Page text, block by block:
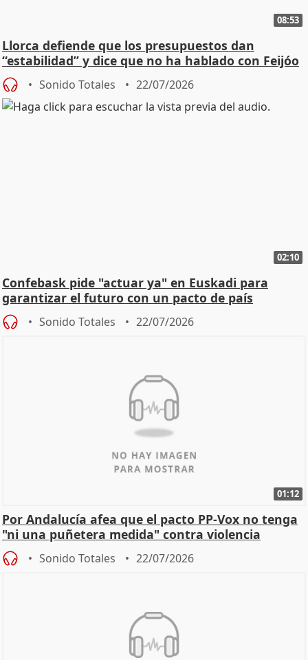
08:53
Llorca defiende que los presupuestos dan
“estabilidad” y dice que no ha hablado con Feijóo
Sonido Totales 22/07/2026
02:10
Confebask pide "actuar ya" en Euskadi para
garantizar el futuro con un pacto de país
Sonido Totales 22/07/2026
01:12
Por Andalucía afea que el pacto PP-Vox no tenga
"ni una puñetera medida" contra violencia
machista
Sonido Totales 22/07/2026